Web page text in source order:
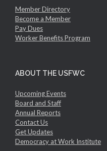
Member Directory
Become a Member
Pay Dues
Worker Benefits Program
ABOUT THE USFWC
Upcoming Events
Board and Staff
Annual Reports
Contact Us
Get Updates
Democracy at Work Institute